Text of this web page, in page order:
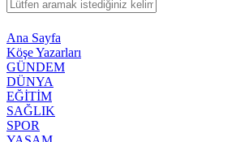
Ana Sayfa
Köşe Yazarları
GÜNDEM
DÜNYA
EĞİTİM
SAĞLIK
SPOR